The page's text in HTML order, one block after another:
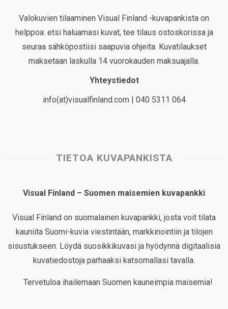
Valokuvien tilaaminen Visual Finland -kuvapankista on
helppoa: etsi haluamasi kuvat, tee tilaus ostoskorissa ja
seuraa sähköpostiisi saapuvia ohjeita. Kuvatilaukset
maksetaan laskulla 14 vuorokauden maksuajalla.
Yhteystiedot
info(at)visualfinland.com | 040 5311 064
TIETOA KUVAPANKISTA
Visual Finland – Suomen maisemien kuvapankki
Visual Finland on suomalainen kuvapankki, josta voit tilata
kauniita Suomi-kuvia viestintään, markkinointiin ja tilojen
sisustukseen. Löydä suosikkikuvasi ja hyödynnä digitaalisia
kuvatiedostoja parhaaksi katsomallasi tavalla.
Tervetuloa ihailemaan Suomen kauneimpia maisemia!